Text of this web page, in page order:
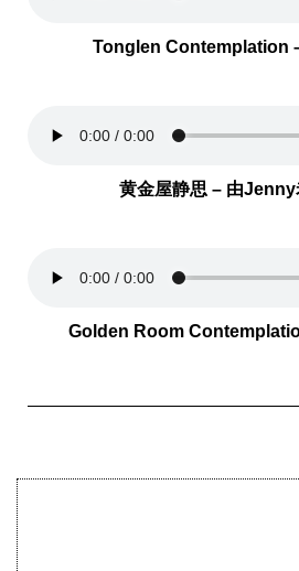
Tonglen Contemplation
黄金屋静思 – 由
Golden Room